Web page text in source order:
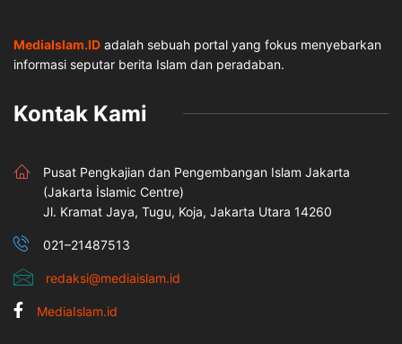
MediaIslam.ID adalah sebuah portal yang fokus menyebarkan
informasi seputar berita Islam dan peradaban.
Kontak Kami
Pusat Pengkajian dan Pengembangan Islam Jakarta
(Jakarta İslamic Centre)
Jl. Kramat Jaya, Tugu, Koja, Jakarta Utara 14260
021–21487513
redaksi@mediaislam.id
MediaIslam.id